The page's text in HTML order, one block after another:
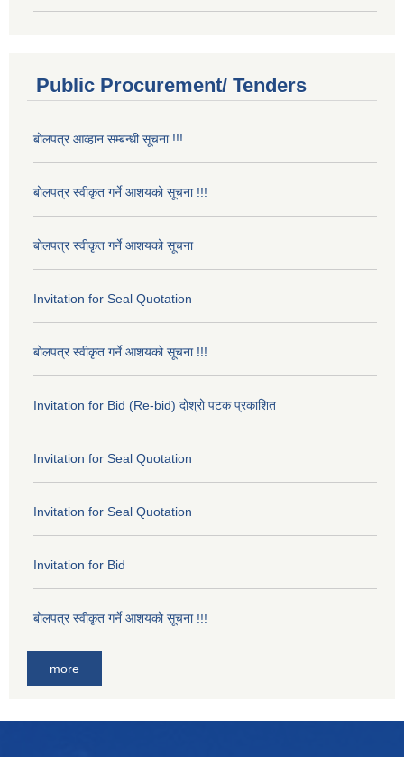
Public Procurement/ Tenders
बोलपत्र आव्हान सम्बन्धी सूचना !!!
बोलपत्र स्वीकृत गर्ने आशयको सूचना !!!
बोलपत्र स्वीकृत गर्ने आशयको सूचना
Invitation for Seal Quotation
बोलपत्र स्वीकृत गर्ने आशयको सूचना !!!
Invitation for Bid (Re-bid) दोश्रो पटक प्रकाशित
Invitation for Seal Quotation
Invitation for Seal Quotation
Invitation for Bid
बोलपत्र स्वीकृत गर्ने आशयको सूचना !!!
more